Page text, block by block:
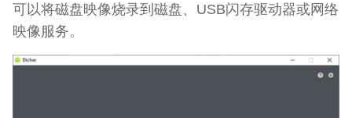
可以将磁盘映像烧录到磁盘、USB闪存驱动器或网络
映像服务。